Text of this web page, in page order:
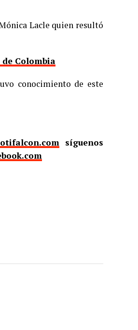
Lacle quien resultó
Colombia
conocimiento de este
síguenos